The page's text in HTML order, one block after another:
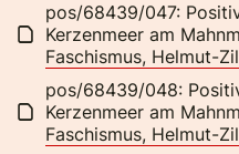
pos/68439/047:
Kerzenmeer am
Faschismus, Helmut-
pos/68439/048:
Kerzenmeer am
Faschismus, Helmut-